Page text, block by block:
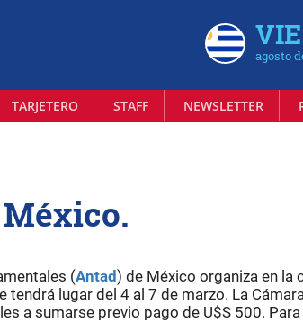
agosto
TARJETERO STAFF NEWSLETTER
(Antad) de México organiza en la
tendrá lugar del 4 al 7 de marzo. La
a sumarse previo pago de U$S 500.